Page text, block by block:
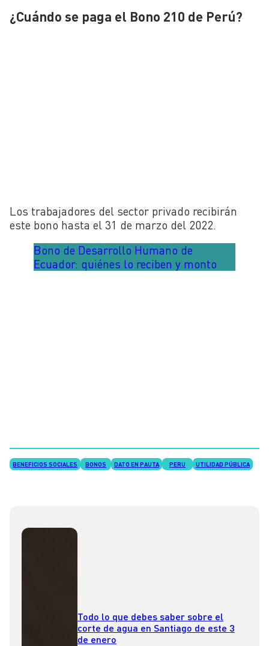
¿Cuándo se paga el Bono 210 de Perú?
Los trabajadores del sector privado recibirán
este bono hasta el 31 de marzo del 2022.
Bono de Desarrollo Humano de
Ecuador: quiénes lo reciben y monto
BENEFICIOS SOCIALES BONOS DATO EN PAUTA PERU UTILIDAD PÚBLICA
Todo lo que debes saber sobre el
corte de agua en Santiago de este 3
de enero